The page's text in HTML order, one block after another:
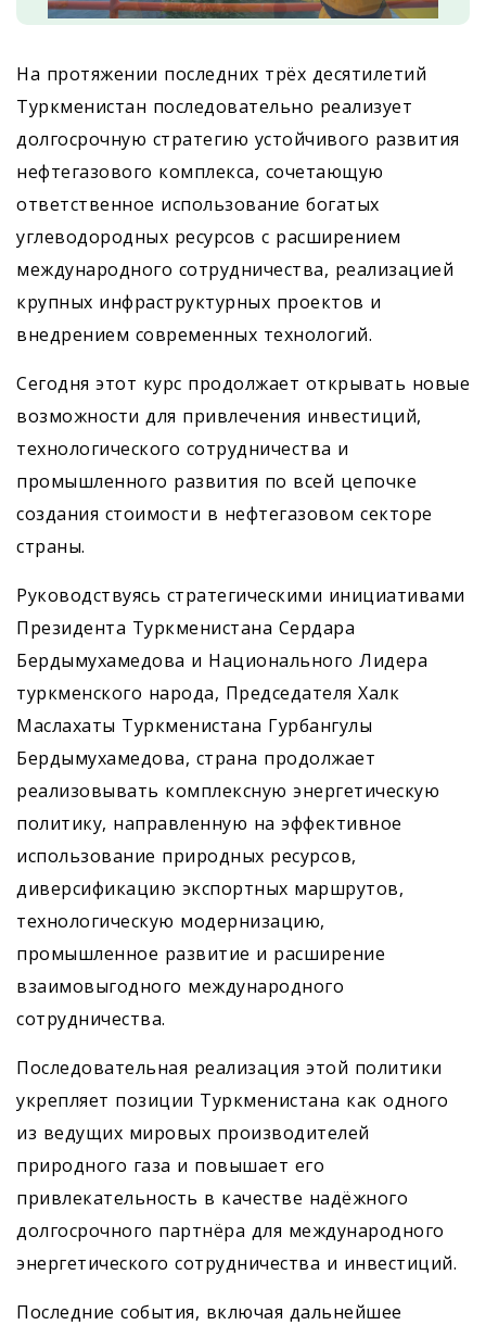
На протяжении последних трёх десятилетий
Туркменистан последовательно реализует
долгосрочную стратегию устойчивого развития
нефтегазового комплекса, сочетающую
ответственное использование богатых
углеводородных ресурсов с расширением
международного сотрудничества, реализацией
крупных инфраструктурных проектов и
внедрением современных технологий.
Сегодня этот курс продолжает открывать новые
возможности для привлечения инвестиций,
технологического сотрудничества и
промышленного развития по всей цепочке
создания стоимости в нефтегазовом секторе
страны.
Руководствуясь стратегическими инициативами
Президента Туркменистана Сердара
Бердымухамедова и Национального Лидера
туркменского народа, Председателя Халк
Маслахаты Туркменистана Гурбангулы
Бердымухамедова, страна продолжает
реализовывать комплексную энергетическую
политику, направленную на эффективное
использование природных ресурсов,
диверсификацию экспортных маршрутов,
технологическую модернизацию,
промышленное развитие и расширение
взаимовыгодного международного
сотрудничества.
Последовательная реализация этой политики
укрепляет позиции Туркменистана как одного
из ведущих мировых производителей
природного газа и повышает его
привлекательность в качестве надёжного
долгосрочного партнёра для международного
энергетического сотрудничества и инвестиций.
Последние события, включая дальнейшее